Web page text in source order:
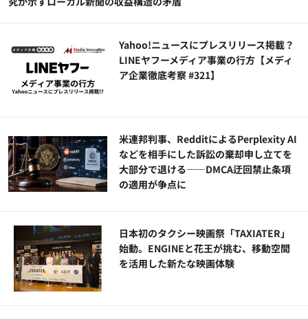
Yahoo!ニュースにプレスリリース掲載？
LINEヤフーメディア事業の行方【メディ
ア企業徹底考察 #321】
米連邦判事、RedditによるPerplexity AI
などを相手にした訴訟の棄却申し立てを
大部分で退ける——DMCA迂回禁止条項
の適用が争点に
日本初のタクシー映画祭「TAXIATER」
始動。ENGINEと花王が挑む、移動空間
を活用した新たな映画体験